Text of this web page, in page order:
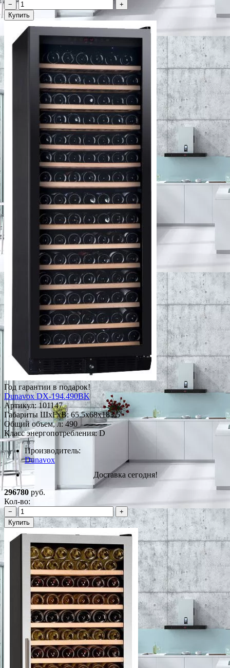
−
+
Купить
Год гарантии в подарок!
Dunavox DX-194.490BK
Артикул:101147
Габариты ШxГxВ: 65.5x68x183.5
Общий объем, л: 490
Класс энергопотребления: D
Производитель:
Dunavox
Доставка сегодня!
296780 руб.
Кол-во:
−
+
Купить